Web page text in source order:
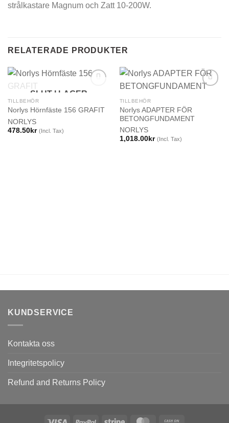
strålkastare Magnum och Zatt 10-200W.
RELATERADE PRODUKTER
SLUT I LAGER
TILLBEHÖR
Norlys Hörnfäste 156 GRAFIT
NORLYS
478.50kr (Incl. Tax)
TILLBEHÖR
Norlys ADAPTER FÖR
BETONGFUNDAMENT
NORLYS
1,018.00kr (Incl. Tax)
KUNDSERVICE
Kontakta oss
Integritetspolicy
Refund and Returns Policy